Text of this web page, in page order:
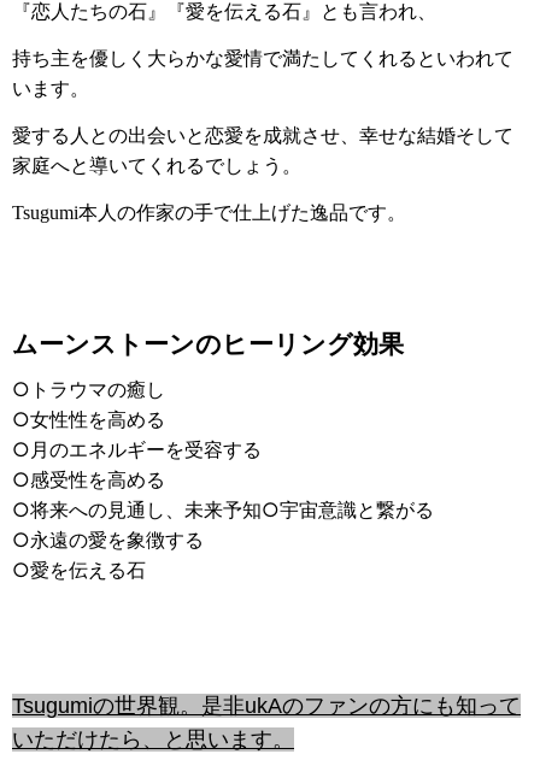
『恋人たちの石』『愛を伝える石』とも言われ、
持ち主を優しく大らかな愛情で満たしてくれるといわれて
います。
愛する人との出会いと恋愛を成就させ、幸せな結婚そして
家庭へと導いてくれるでしょう。
Tsugumi本人の作家の手で仕上げた逸品です。
ムーンストーンのヒーリング効果
○トラウマの癒し
○女性性を高める
○月のエネルギーを受容する
○感受性を高める
○将来への見通し、未来予知○宇宙意識と繋がる
○永遠の愛を象徴する
○愛を伝える石
Tsugumiの世界観。是非ukAのファンの方にも知って
いただけたら、と思います。